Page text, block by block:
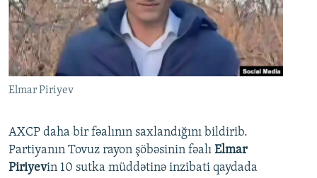
Elmar Piriyev
AXCP daha bir fəalının saxlandığını bildirib.
Partiyanın Tovuz rayon şöbəsinin fəalı Elmar
Piriyevin 10 sutka müddətinə inzibati qaydada